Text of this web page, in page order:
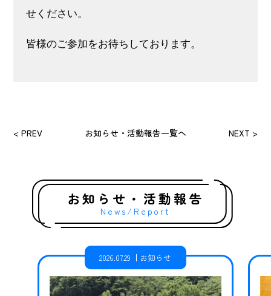
せください。
皆様のご参加をお待ちしております。
< PREV お知らせ・活動報告一覧へ NEXT >
お知らせ・活動報告
News/Report
2026.07.29 お知らせ